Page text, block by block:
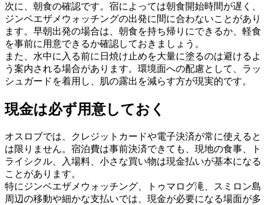
次に、朝食の確認です。宿によっては朝食開始時間が遅く、
ジンベエザメウォッチングの出発に間に合わないことがあり
ます。早朝出発の場合は、朝食を持ち帰りにできるか、軽食
を事前に用意できるか確認しておきましょう。
また、水中に入る前に日焼け止めを大量に塗るのは避けるよ
う案内される場合があります。環境面への配慮として、ラッ
シュガードを着用し、肌の露出を減らす方が現実的です。
現金は必ず用意しておく
オスロブでは、クレジットカードや電子決済が常に使えると
は限りません。宿泊費は事前決済できても、現地の食事、ト
ライシクル、入場料、小さな買い物は現金払いが基本になる
ことがあります。
特にジンベエザメウォッチング、トゥマログ滝、スミロン島
周辺の移動や細かな支払いでは、現金が必要になる場面が多